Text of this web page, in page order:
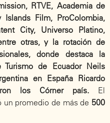
RTVE, Academia de
Islands Film, ProColombia,
City, Universo Platino,
otras, y la rotación de
donde destaca la
de Ecuador Neils
en España Ricardo
los Córner país. El
un promedio de más de 500